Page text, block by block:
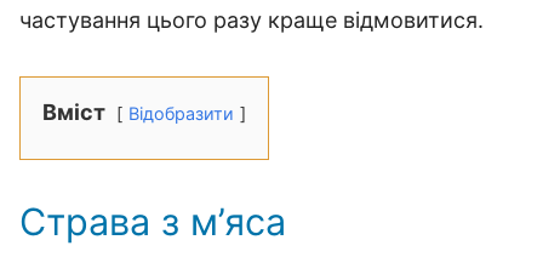
частування цього разу краще відмовитися.
Вміст Відобразити
Страва з м’яса